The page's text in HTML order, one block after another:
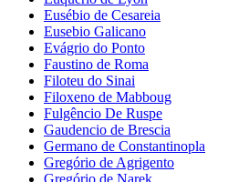
Eusébio de Cesareia
Eusebio Galicano
Evágrio do Ponto
Faustino de Roma
Filoteu do Sinai
Filoxeno de Mabboug
Fulgêncio De Ruspe
Gaudencio de Brescia
Germano de Constantinopla
Gregório de Agrigento
Gregório de Narek